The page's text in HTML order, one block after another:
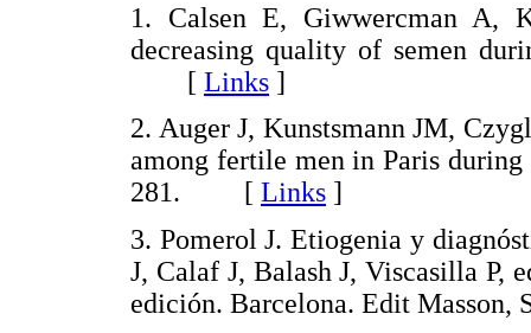
1. Calsen E, Giwwercman A,
decreasing quality of semen
[ Links ]
2. Auger J, Kunstsmann JM,
among fertile men in Paris
281. [ Links ]
3. Pomerol J. Etiogenia y
J, Calaf J, Balash J, Viscasilla P,
edición. Barcelona. Edit